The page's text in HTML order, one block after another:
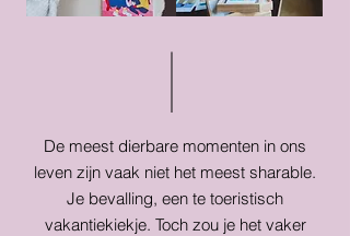
De meest dierbare momenten in ons
leven zijn vaak niet het meest sharable.
Je bevalling, een te toeristisch
vakantiekiekje. Toch zou je het vaker